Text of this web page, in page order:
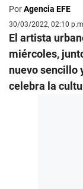
PorAgencia EFE
30/03/2022, 02:10
El artista
miércoles,
nuevo sencillo
celebra la